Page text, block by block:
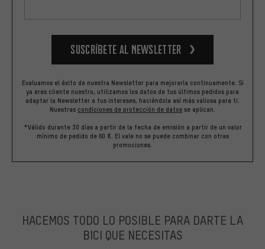
Suscríbete al newsletter
Evaluamos el éxito de nuestra Newsletter para mejorarla continuamente. Si
ya eres cliente nuestro, utilizamos los datos de tus últimos pedidos para
adaptar la Newsletter a tus intereses, haciéndola así más valiosa para ti.
Nuestras condiciones de protección de datos se aplican.
*Válido durante 30 días a partir de la fecha de emisión a partir de un valor
mínimo de pedido de 60 €. El vale no se puede combinar con otras
promociones.
HACEMOS TODO LO POSIBLE PARA DARTE LA
BICI QUE NECESITAS